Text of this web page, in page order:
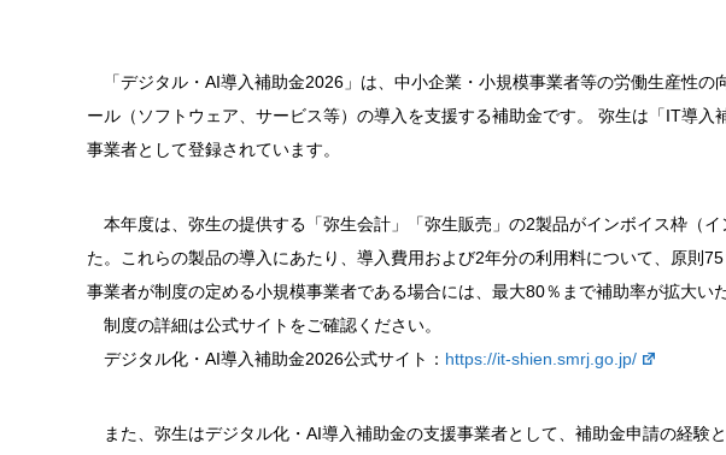
「デジタル・AI導入補助金2026」は、中小企業・小規模事業者等の労働生産性の
ール（ソフトウェア、サービス等）の導入を支援する補助金です。 弥生は「IT導
事業者として登録されています。
本年度は、弥生の提供する「弥生会計」「弥生販売」の2製品がインボイス枠（
た。これらの製品の導入にあたり、導入費用および2年分の利用料について、原則
事業者が制度の定める小規模事業者である場合には、最大80％まで補助率が拡大い
制度の詳細は公式サイトをご確認ください。
デジタル化・AI導入補助金2026公式サイト： https://it-shien.smrj.go.jp/
また、弥生はデジタル化・AI導入補助金の支援事業者として、補助金申請の経験